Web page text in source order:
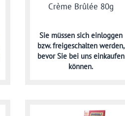
Crème Brûlée 80g
Sie müssen sich einloggen
bzw. freigeschalten werden,
bevor Sie bei uns einkaufen
können.